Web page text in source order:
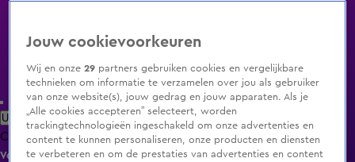
Uitzending Gemist Populaire programma's Zenders Genres
ClipsFilmsRadioSmart TV inlogShop
Volg KIJK
Jouw cookievoorkeuren
Wij en onze29 partners gebruiken cookies en vergelijkbare
technieken om informatie te verzamelen over jou als gebruiker
van onze website(s), jouw gedrag en jouw apparaten. Als je
„Alle cookies accepteren” selecteert, worden
trackingtechnologieën ingeschakeld om onze advertenties en
content te kunnen personaliseren, onze producten en diensten
te verbeteren en om de prestaties van advertenties en content